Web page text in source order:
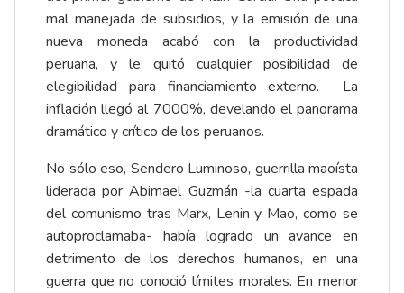
mal manejada de subsidios, y la emisión de una
nueva moneda acabó con la productividad
peruana, y le quitó cualquier posibilidad de
elegibilidad para financiamiento externo. La
inflación llegó al 7000%, develando el panorama
dramático y crítico de los peruanos.
No sólo eso, Sendero Luminoso, guerrilla maoísta
liderada por Abimael Guzmán -la cuarta espada
del comunismo tras Marx, Lenin y Mao, como se
autoproclamaba- había logrado un avance en
detrimento de los derechos humanos, en una
guerra que no conoció límites morales. En menor